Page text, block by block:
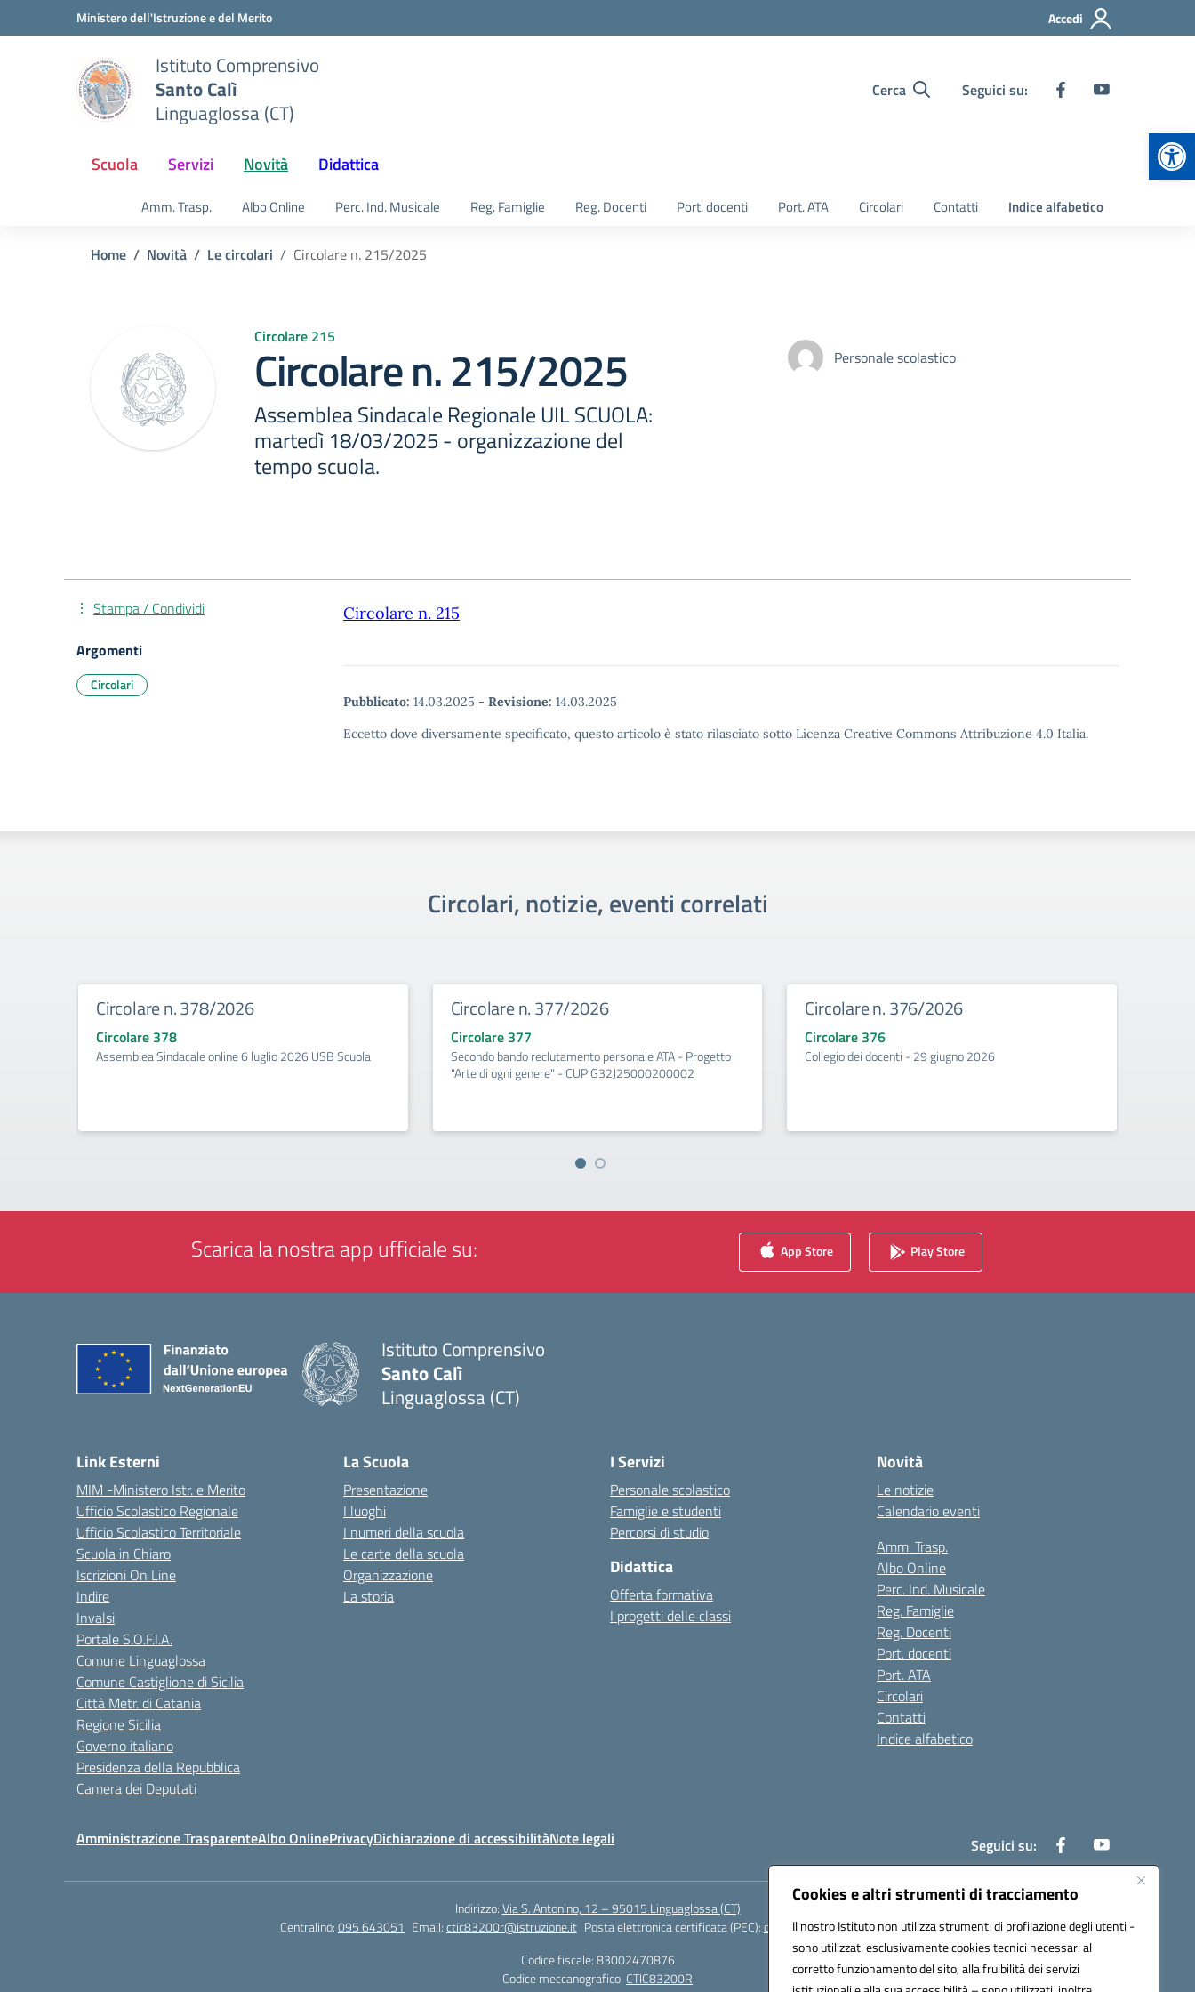
Cookies e altri strumenti di tracciamento
Il nostro Istituto non utilizza strumenti di profilazione degli utenti -
sono utilizzati esclusivamente cookies tecnici necessari al
corretto funzionamento del sito, alla fruibilità dei servizi
Vai ai contenuti
Vai al menu di navigazioneMinistero dell'Istruzione e del Merito Accedi
Istituto Comprensivo
Santo Calì
Linguaglossa (CT)
Cerca Seguici su:
Scuola Servizi Novità Didattica
Amm. Trasp. Albo Online Perc. Ind. Musicale Reg. Famiglie Reg. Docenti Port. docenti Port. ATA Circolari Contatti Indice alfabetico
Home Novità Le circolari Circolare n. 215/2025
Circolare 215
Circolare n. 215/2025
Assemblea Sindacale Regionale UIL SCUOLA:
martedì 18/03/2025 - organizzazione del
tempo scuola.
Personale scolastico
Circolare n. 215
Pubblicato: 14.03.2025 - Revisione: 14.03.2025
Eccetto dove diversamente specificato, questo articolo è stato rilasciato sotto Licenza Creative Commons Attribuzione 4.0 Italia.
Stampa / Condividi
Argomenti
Circolari
Circolari, notizie, eventi correlati
Circolare n. 378/2026
Circolare 378
Assemblea Sindacale online 6 luglio 2026 USB Scuola
Circolare n. 377/2026
Circolare 377
Secondo bando reclutamento personale ATA - Progetto
"Arte di ogni genere" - CUP G32J25000200002
Circolare n. 376/2026
Circolare 376
Collegio dei docenti - 29 giugno 2026
Scarica la nostra app ufficiale su: App Store Play Store
Istituto Comprensivo
Santo Calì
Linguaglossa (CT)
Link Esterni
MIM -Ministero Istr. e Merito
Ufficio Scolastico Regionale
Ufficio Scolastico Territoriale
Scuola in Chiaro
Iscrizioni On Line
Indire
Invalsi
Portale S.O.F.I.A.
Comune Linguaglossa
Comune Castiglione di Sicilia
Città Metr. di Catania
Regione Sicilia
Governo italiano
Presidenza della Repubblica
Camera dei Deputati
La Scuola
Presentazione
I luoghi
I numeri della scuola
Le carte della scuola
Organizzazione
La storia
I Servizi
Personale scolastico
Famiglie e studenti
Percorsi di studio
Didattica
Offerta formativa
I progetti delle classi
Novità
Le notizie
Calendario eventi
Amm. Trasp.
Albo Online
Perc. Ind. Musicale
Reg. Famiglie
Reg. Docenti
Port. docenti
Port. ATA
Circolari
Contatti
Indice alfabetico
Amministrazione TrasparenteAlbo OnlinePrivacyDichiarazione di accessibilitàNote legali Seguici su:
Indirizzo:Via S. Antonino, 12 – 95015 Linguaglossa (CT)
Centralino:095 643051 Email:ctic83200r@istruzione.it Posta elettronica certificata (PEC):ctic83200r@pec.istruzione.it
Codice fiscale: 83002470876
Codice meccanografico: CTIC83200R